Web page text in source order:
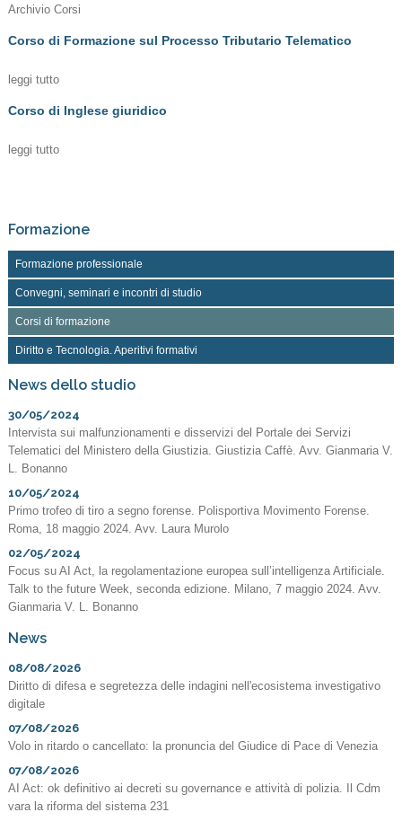
Archivio Corsi
Corso di Formazione sul Processo Tributario Telematico
leggi tutto
Corso di Inglese giuridico
leggi tutto
Formazione
Formazione professionale
Convegni, seminari e incontri di studio
Corsi di formazione
Diritto e Tecnologia. Aperitivi formativi
News dello studio
30/05/2024
Intervista sui malfunzionamenti e disservizi del Portale dei Servizi
Telematici del Ministero della Giustizia. Giustizia Caffè. Avv. Gianmaria V.
L. Bonanno
10/05/2024
Primo trofeo di tiro a segno forense. Polisportiva Movimento Forense.
Roma, 18 maggio 2024. Avv. Laura Murolo
02/05/2024
Focus su AI Act, la regolamentazione europea sull’intelligenza Artificiale.
Talk to the future Week, seconda edizione. Milano, 7 maggio 2024. Avv.
Gianmaria V. L. Bonanno
News
08/08/2026
Diritto di difesa e segretezza delle indagini nell'ecosistema investigativo
digitale
07/08/2026
Volo in ritardo o cancellato: la pronuncia del Giudice di Pace di Venezia
07/08/2026
AI Act: ok definitivo ai decreti su governance e attività di polizia. Il Cdm
vara la riforma del sistema 231